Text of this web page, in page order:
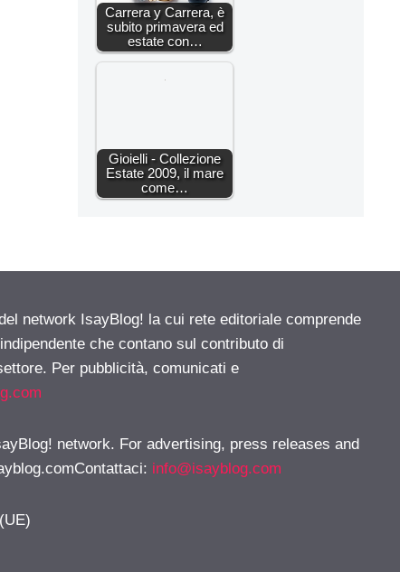
Carrera y Carrera, è
subito primavera ed
estate con…
Gioielli - Collezione
Estate 2009, il mare
come…
network IsayBlog! la cui rete editoriale comprende
che contano sul contributo di
Per pubblicità, comunicati e
network. For advertising, press releases and
: info@isayblog.com